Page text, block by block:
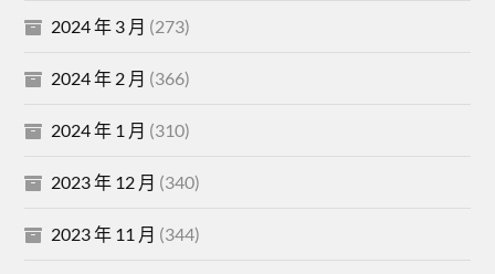
2024 年 3 月 (273)
2024 年 2 月 (366)
2024 年 1 月 (310)
2023 年 12 月 (340)
2023 年 11 月 (344)